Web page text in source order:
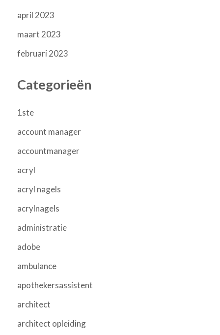
april 2023
maart 2023
februari 2023
Categorieën
1ste
account manager
accountmanager
acryl
acryl nagels
acrylnagels
administratie
adobe
ambulance
apothekersassistent
architect
architect opleiding